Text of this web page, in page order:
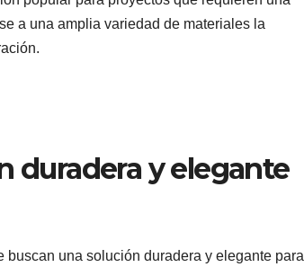
a una amplia variedad de materiales la
duradera y elegante
una solución duradera y elegante para